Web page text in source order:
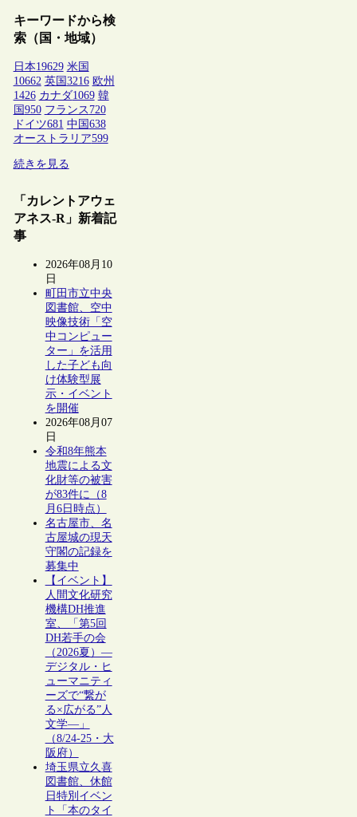
キーワードから検
索（国・地域）
日本19629 米国
10662 英国 3216 欧州
1426 カナダ1069 韓
国 950 フランス 720
ドイツ681 中国 638
オーストラリア599
続きを見る
「カレントアウェ
アネス-R」新着記
事
2026年08月10
日
町田市立中央
図書館、空中
映像技術「空
中コンピュー
ター」を活用
した子ども向
け体験型展
示・イベント
を開催
2026年08月07
日
令和8年熊本
地震による文
化財等の被害
が83件に（8
月6日時点）
名古屋市、名
古屋城の現天
守閣の記録を
募集中
【イベント】
人間文化研究
機構DH推進
室、「第5回
DH若手の会
（2026夏）―
デジタル・ヒ
ューマニティ
ーズで“繋が
る×広がる”人
文学―」
（8/24-25・大
阪府）
埼玉県立久喜
図書館、休館
日特別イベン
ト「本のタイ